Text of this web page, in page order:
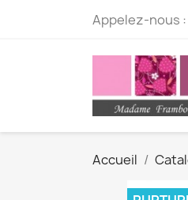
Appelez-nous :
Accueil